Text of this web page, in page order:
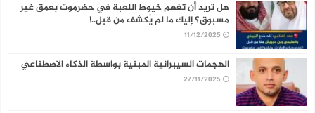
هل تريد أن تفهم خيوط اللعبة في حضرموت بعمق غير
مسبوق؟ إليك ما لم يُكشف من قبل..!
11/12/2025
الهجمات السيبرانية المبنية بواسطة الذكاء الاصطناعي
27/11/2025